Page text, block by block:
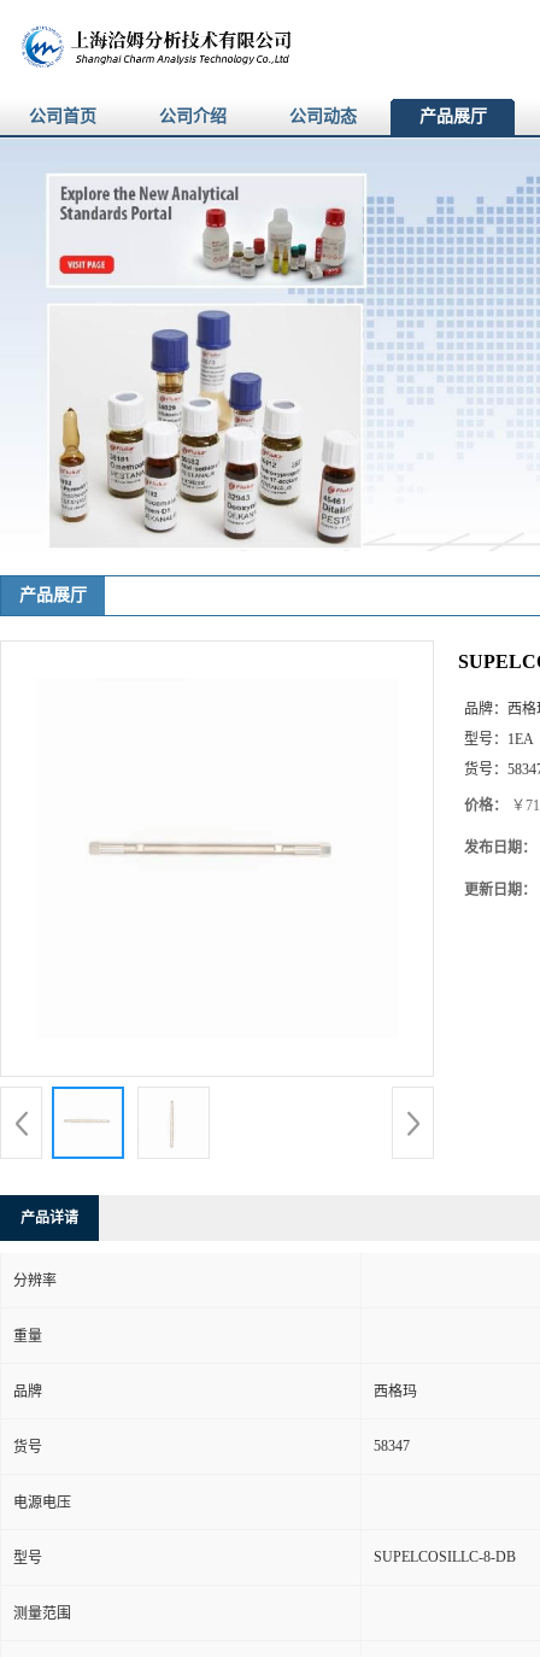
公司首页 公司介绍 公司动态 产品展厅
产品展厅
品牌： 西格
型号： 1EA
货号：
价格： ￥
发布日期：
更新日期：
产品详请
分辨率
重量
品牌 西格玛
货号 58347
电源电压
型号 SUPELCOSILLC-8-DB
测量范围